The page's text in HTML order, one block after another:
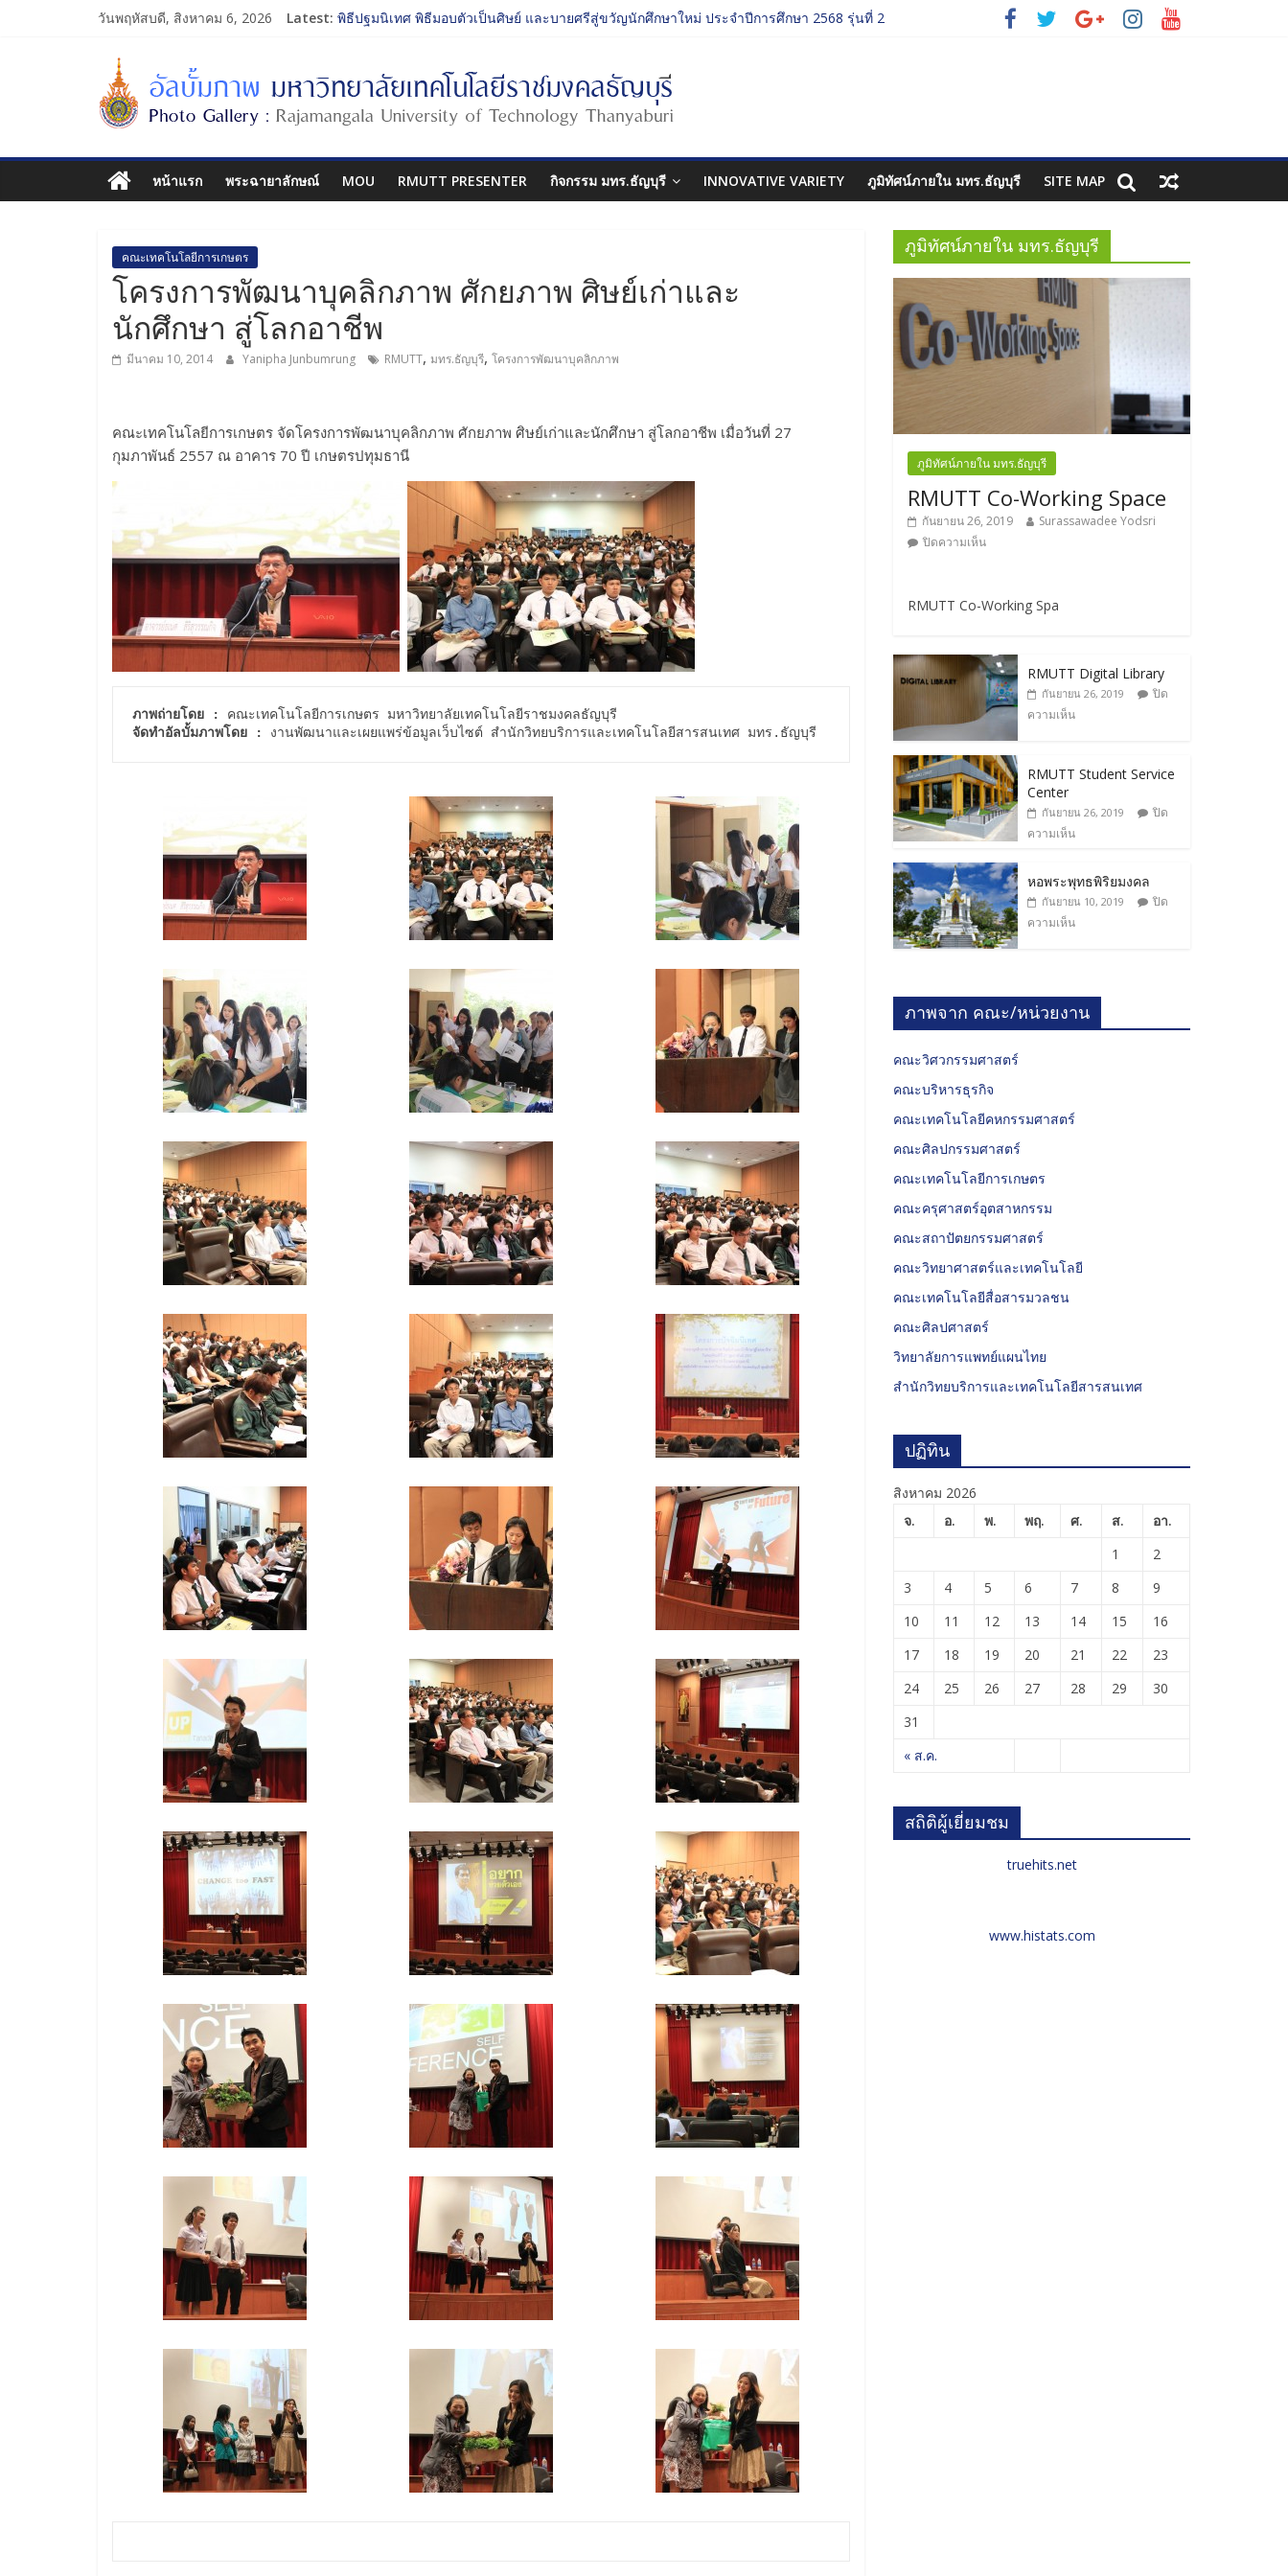
วันพฤหัสบดี, สิงหาคม 6, 2026 Latest: พิธีปฐมนิเทศ พิธีมอบตัวเป็นศิษย์ และบายศรีสู่ขวัญนักศึกษาใหม่ ประจำปีการศึกษา 2568 รุ่นที่ 2
รับน้องเข้าคณะศิลปกรรมศาสตร์ “โยนลูกรักษ์”
พิธีปฐมนิเทศ พิธีมอบตัวเป็นศิษย์ และบายศรีสู่ขวัญนักศึกษาใหม่ ประจำปีการศึกษา 2568 รุ่นที่ 3
หน้าแรก พระฉายาลักษณ์ MOU RMUTT PRESENTER กิจกรรม มทร.ธัญบุรี INNOVATIVE VARIETY ภูมิทัศน์ภายใน มทร.ธัญบุรี SITE MAP
คณะเทคโนโลยีการเกษตร
โครงการพัฒนาบุคลิกภาพ ศักยภาพ ศิษย์เก่าและ
นักศึกษา สู่โลกอาชีพ
มีนาคม 10, 2014 Yanipha Junbumrung RMUTT, มทร.ธัญบุรี, โครงการพัฒนาบุคลิกภาพ
คณะเทคโนโลยีการเกษตร จัดโครงการพัฒนาบุคลิกภาพ ศักยภาพ ศิษย์เก่าและนักศึกษา สู่โลกอาชีพ เมื่อวันที่ 27
กุมภาพันธ์ 2557 ณ อาคาร 70 ปี เกษตรปทุมธานี
ภาพถ่ายโดย :
จัดทำอัลบั้มภาพโดย :
งานพัฒนาและเผยแพร่ข้อมูลเว็บไซต์ สำนักวิทยบริการและเทคโนโลยีสารสนเทศ มทร.ธัญบุรี
ภูมิทัศน์ภายใน มทร.ธัญบุรี
ภูมิทัศน์ภายใน มทร.ธัญบุรี
RMUTT Co-Working Space
กันยายน 26, 2019
Surassawadee Yodsri
ปิดความเห็น
RMUTT Co-Working Spa
RMUTT Digital Library
กันยายน 26, 2019
ปิด
ความเห็น
RMUTT Student Service
Center
กันยายน 26, 2019
ปิด
ความเห็น
หอพระพุทธพิริยมงคล
กันยายน 10, 2019
ปิด
ความเห็น
ภาพจาก คณะ/หน่วยงาน
คณะวิศวกรรมศาสตร์
คณะบริหารธุรกิจ
คณะเทคโนโลยีคหกรรมศาสตร์
คณะศิลปกรรมศาสตร์
คณะเทคโนโลยีการเกษตร
คณะครุศาสตร์อุตสาหกรรม
คณะสถาปัตยกรรมศาสตร์
คณะวิทยาศาสตร์และเทคโนโลยี
คณะเทคโนโลยีสื่อสารมวลชน
คณะศิลปศาสตร์
วิทยาลัยการแพทย์แผนไทย
สำนักวิทยบริการและเทคโนโลยีสารสนเทศ
ปฏิทิน
สิงหาคม 2026
จ.
อ. พ. พฤ. ศ. ส. อา.
« ส.ค.
1
2
3
4 5 6 7 8
9
10
11 12 13 14 15
16
17
18 19 20 21 22
23
24
25 26 27 28 29
30
31
สถิติผู้เยี่ยมชม
truehits.net
www.histats.com